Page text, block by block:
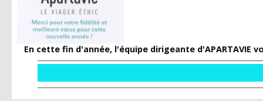
En cette fin d'année, l'équipe dirigeante